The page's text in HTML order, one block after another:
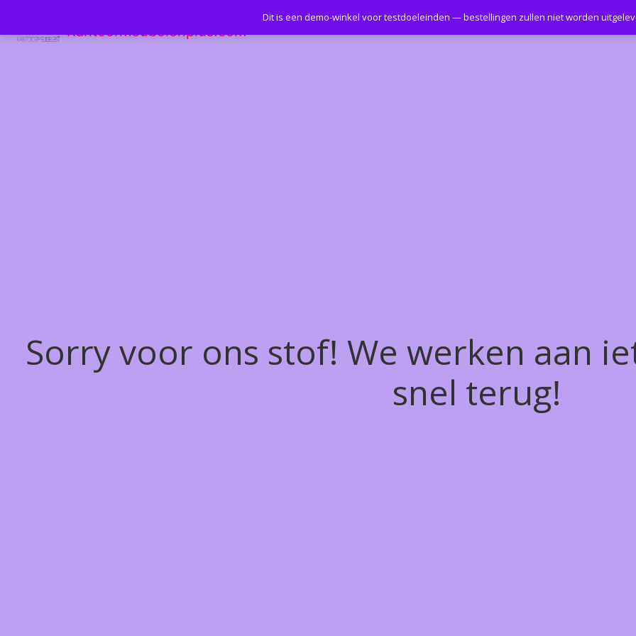
Kantoormeubelenplus.com
Sorry voor ons stof! We werken aan
snel terug!
Dit is een demo-winkel voor testdoeleinden — bestellingen zullen niet worden